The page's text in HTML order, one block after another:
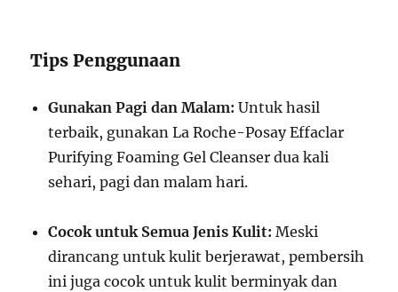
Tips Penggunaan
Gunakan Pagi dan Malam: Untuk hasil
terbaik, gunakan La Roche-Posay Effaclar
Purifying Foaming Gel Cleanser dua kali
sehari, pagi dan malam hari.
Cocok untuk Semua Jenis Kulit: Meski
dirancang untuk kulit berjerawat, pembersih
ini juga cocok untuk kulit berminyak dan